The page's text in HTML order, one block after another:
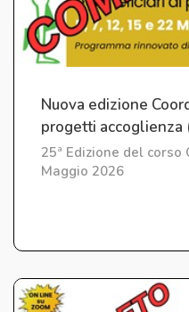
Nuova edizione
progetti accoglienza
25ª Edizione del corso
Maggio 2026